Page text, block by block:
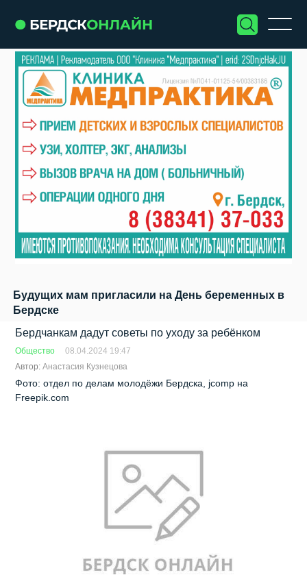
Будущих мам пригласили на День беременных в
Бердске
Бердчанкам дадут советы по уходу за ребёнком
Общество
08.04.2024 19:47
Автор:Анастасия Кузнецова
Фото: отдел по делам молодёжи Бердска, jcomp на
Freepik.com